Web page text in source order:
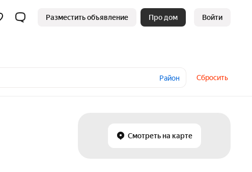
Разместить объявление Про дом Войти
Район Сбросить
Смотреть на карте